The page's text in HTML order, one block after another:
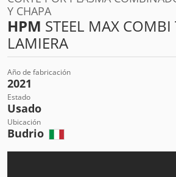
Y CHAPA
HPM STEEL MAX
LAMIERA
Año de fabricación
2021
Estado
Usado
Ubicación
Budrio